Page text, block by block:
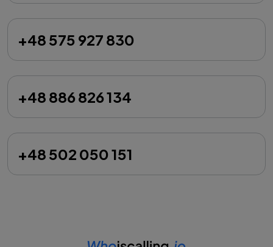
+48 575 927 830
+48 886 826 134
+48 502 050 151